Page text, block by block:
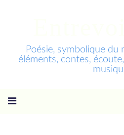
Poésie, symbolique du
éléments, contes,